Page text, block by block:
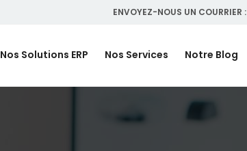
ENVOYEZ-NOUS UN COURRIER :
Nos Solutions ERP Nos Services Notre Blog